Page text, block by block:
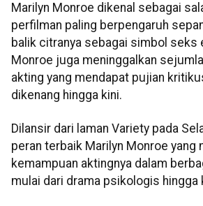
Marilyn Monroe dikenal sebagai
perfilman paling berpengaruh
balik citranya sebagai simbol seks
Monroe juga meninggalkan
akting yang mendapat pujian
dikenang hingga kini.
Dilansir dari laman Variety pada
peran terbaik Marilyn Monroe yang
kemampuan aktingnya dalam
mulai dari drama psikologis